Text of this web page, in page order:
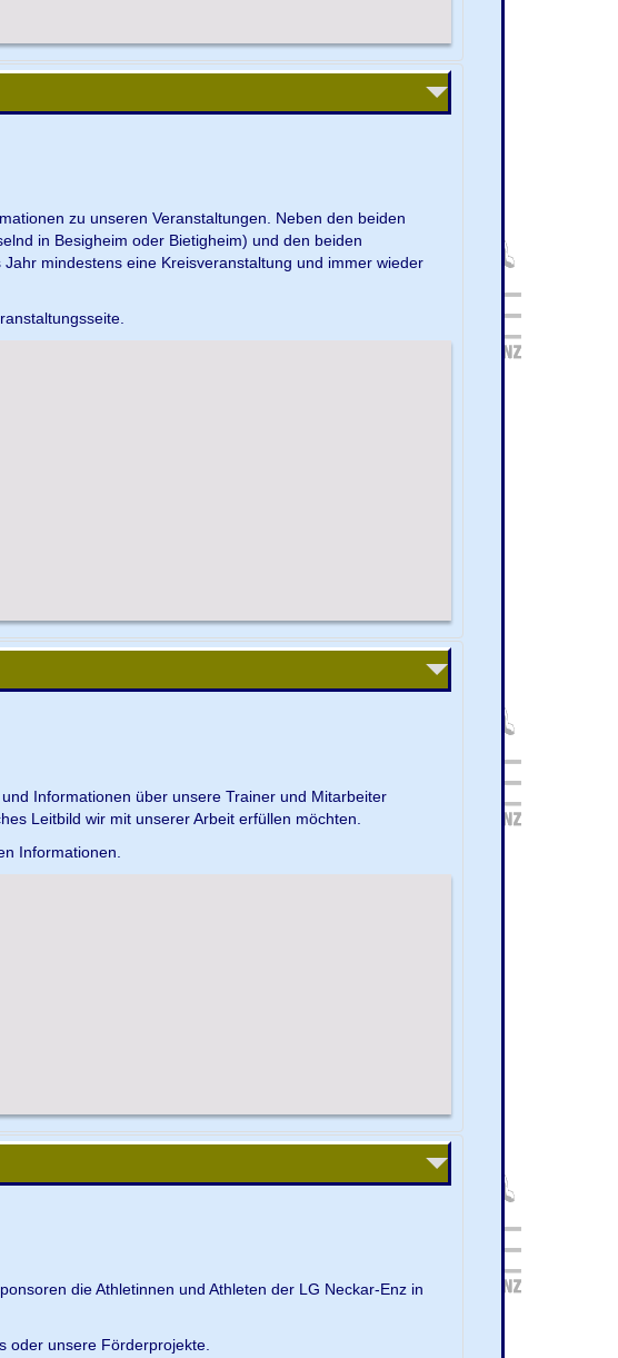
zu unseren Veranstaltungen. Neben den beiden
in Besigheim oder Bietigheim) und den beiden
mindestens eine Kreisveranstaltung und immer wieder
Informationen über unsere Trainer und Mitarbeiter
Leitbild wir mit unserer Arbeit erfüllen möchten.
Informationen.
die Athletinnen und Athleten der LG Neckar-Enz in
oder unsere Förderprojekte.